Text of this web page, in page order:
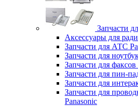
Запчасти
Аксессуары для
Запчасти для АТС
Запчасти для
Запчасти для
Запчасти для пин-
Запчасти для
Запчасти для
Panasonic